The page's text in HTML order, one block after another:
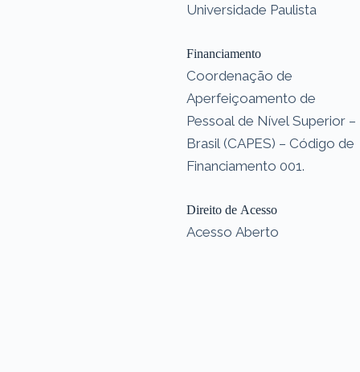
Universidade Paulista
Financiamento
Coordenação de
Aperfeiçoamento de
Pessoal de Nível Superior –
Brasil (CAPES) – Código de
Financiamento 001.
Direito de Acesso
Acesso Aberto